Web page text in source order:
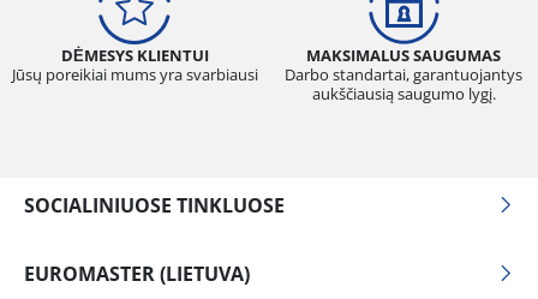
DĖMESYS KLIENTUI
Jūsų poreikiai mums yra svarbiausi
MAKSIMALUS SAUGUMAS
Darbo standartai, garantuojantys
aukščiausią saugumo lygį.
SOCIALINIUOSE TINKLUOSE
EUROMASTER (LIETUVA)